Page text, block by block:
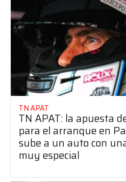
TN APAT
TN APAT: la apuesta
para el arranque en
sube a un auto con
muy especial